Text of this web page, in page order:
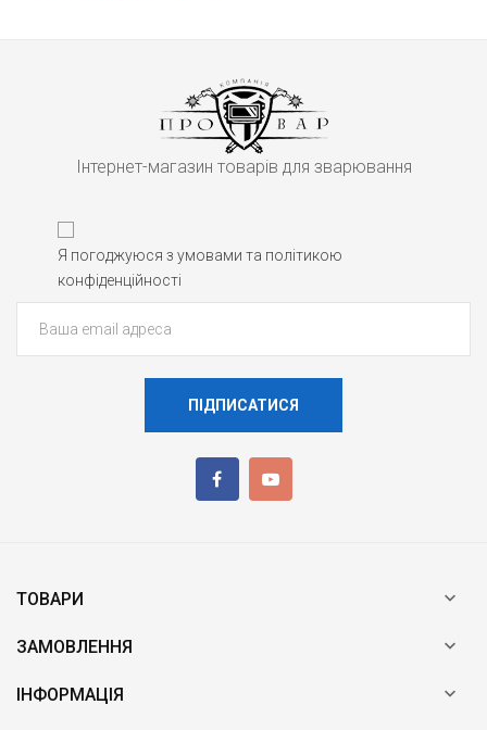
Інтернет-магазин товарів для зварювання
Я погоджуюся з умовами та політикою
конфіденційності
ПІДПИСАТИСЯ
ТОВАРИ 
ЗАМОВЛЕННЯ 
ІНФОРМАЦІЯ 